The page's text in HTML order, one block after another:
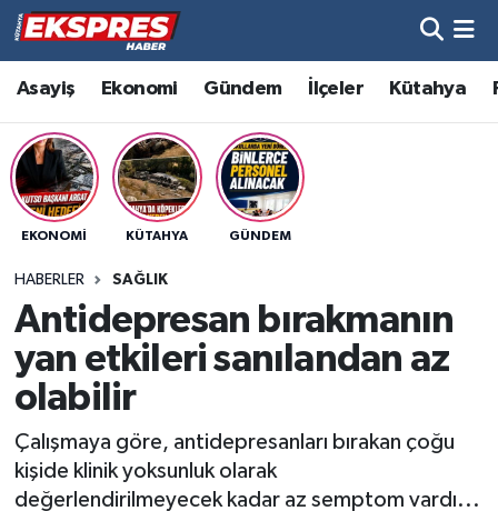
Asayiş Ekonomi Gündem İlçeler Kütahya
EKONOMI KÜTAHYA GÜNDEM
HABERLER SAĞLIK
Antidepresan bırakmanın
yan etkileri sanılandan az
olabilir
Çalışmaya göre, antidepresanları bırakan çoğu
kişide klinik yoksunluk olarak
değerlendirilmeyecek kadar az semptom vardı...
Altıntaş
Asayiş
Aslanapa
Bölge
Çavdarhisar
Dumlupınar
Hava Durumu
Trafik Durumu
Süper Lig Puan Durumu ve Fikstür
Son Dakika Haberleri
Haber Arşivi